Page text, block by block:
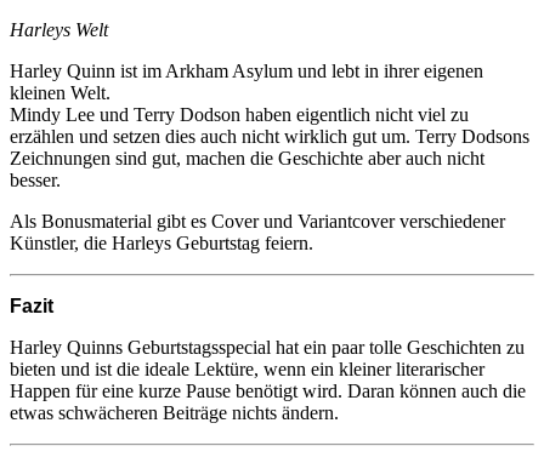
Harleys Welt
Harley Quinn ist im Arkham Asylum und lebt in ihrer eigenen
kleinen Welt.
Mindy Lee und Terry Dodson haben eigentlich nicht viel zu
erzählen und setzen dies auch nicht wirklich gut um. Terry Dodsons
Zeichnungen sind gut, machen die Geschichte aber auch nicht
besser.
Als Bonusmaterial gibt es Cover und Variantcover verschiedener
Künstler, die Harleys Geburtstag feiern.
Fazit
Harley Quinns Geburtstagsspecial hat ein paar tolle Geschichten zu
bieten und ist die ideale Lektüre, wenn ein kleiner literarischer
Happen für eine kurze Pause benötigt wird. Daran können auch die
etwas schwächeren Beiträge nichts ändern.